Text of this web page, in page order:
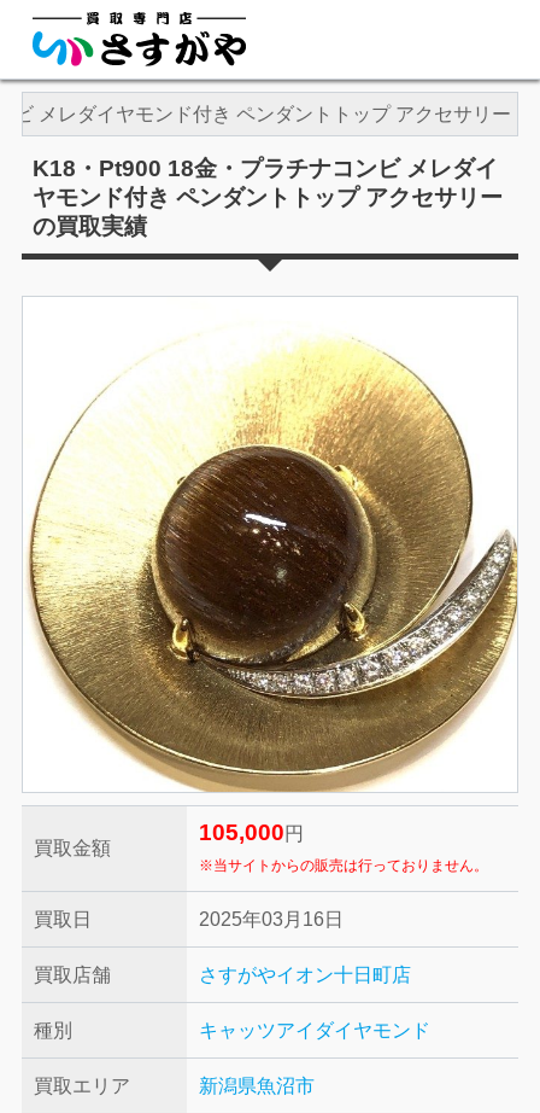
ビ メレダイヤモンド付き ペンダントトップ アクセサリー
K18・Pt900 18金・プラチナコンビ メレダイ
ヤモンド付き ペンダントトップ アクセサリー
の買取実績
買取金額
105,000 円
※当サイトからの販売は行っておりません。
買取日 2025年03月16日
買取店舗 さすがやイオン十日町店
種別 キャッツアイ ダイヤモンド
買取エリア 新潟県魚沼市